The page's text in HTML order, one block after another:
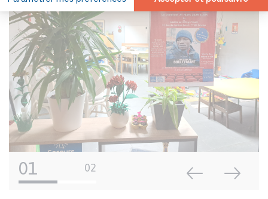
01 02